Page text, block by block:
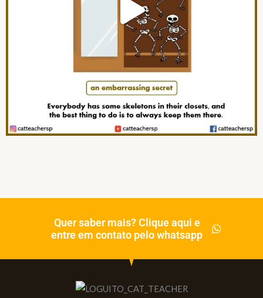
Quer saber mais? Clique aqui e
entre em contato pelo whatsapp